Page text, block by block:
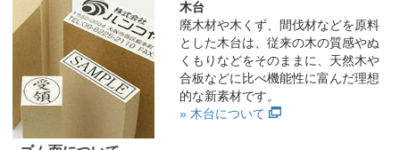
木台
廃木材や木くず、間伐材などを原料
とした木台は、従来の木の質感やぬ
くもりなどをそのままに、天然木や
合板などに比べ機能性に富んだ理想
的な新素材です。
» 木台について